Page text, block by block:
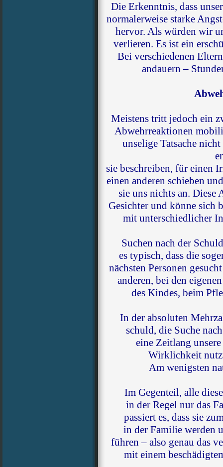
Die Erkenntnis, dass
normalerweise starke
hervor. Als würden wir
verlieren. Es ist ein
Bei verschiedenen
andauern –
Meistens tritt jedoch ein
Abwehrreaktionen
unselige Tatsache
sie beschreiben, für einen
einen anderen schieben
sie uns nichts an. Diese
Gesichter und könne sich
mit unterschiedlicher
Suchen nach der
es typisch, dass die
nächsten Personen
anderen, bei den
des Kindes, beim
In der absoluten
schuld, die Suche
eine Zeitlang
Wirklichkeit
Am wenigsten
Im Gegenteil, alle
in der Regel nur das
passiert es, dass sie
in der Familie werden
führen – also genau das
mit einem